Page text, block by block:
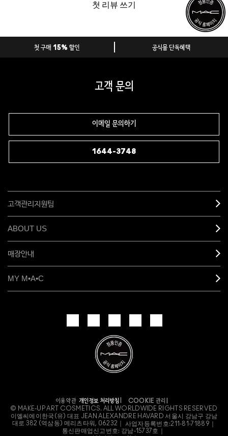
첫 리뷰 쓰기
첫 구매 15% 할인 공식몰 단독혜택
고객 문의
이메일 문의하기
1644-3748
고객관리지원팀
ABOUT US
매장안내
MY M•A•C
이용약관 개인정보 처리방침
COOKIE 관리
© MAKE-UP ART COSMETICS. ALL WORLDWIDE RIGHTS RESERVED
이엘씨에이한국(유) 대표 JEAN ALEXANDRE HAVARD 서울시 강남구 강남
대로 382 (역삼동) 메리츠타워, 06232｜ 사업자등록번호:211-81-71889｜
통신판매업신고번호: 강남-15737호｜